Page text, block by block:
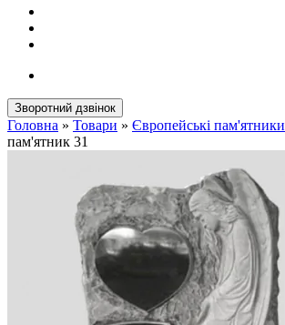
Зворотний дзвінок
Головна » Товари » Європейські пам'ятники
пам'ятник 31